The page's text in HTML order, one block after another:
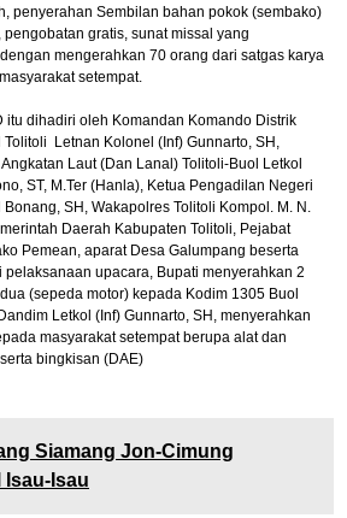
penyerahan Sembilan bahan pokok (sembako)
gratis, sunat missal yang
mengerahkan 70 orang dari satgas karya
setempat.
itu dihadiri oleh Komandan Komando Distrik
Letnan Kolonel (Inf) Gunnarto, SH,
Laut (Dan Lanal) Tolitoli-Buol Letkol
ST, M.Ter (Hanla), Ketua Pengadilan Negeri
SH, Wakapolres Tolitoli Kompol. M. N.
Daerah Kabupaten Tolitoli, Pejabat
Pemean, aparat Desa Galumpang beserta
pelaksanaan upacara, Bupati menyerahkan 2
(sepeda motor) kepada Kodim 1305 Buol
Letkol (Inf) Gunnarto, SH, menyerahkan
masyarakat setempat berupa alat dan
bingkisan (DAE)
Siamang Jon-Cimung
Isau-Isau